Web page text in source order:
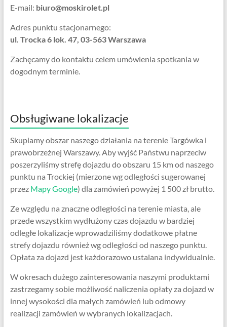
E-mail: biuro@moskirolet.pl
Adres punktu stacjonarnego:
ul. Trocka 6 lok. 47, 03-563 Warszawa
Zachęcamy do kontaktu celem umówienia spotkania w
dogodnym terminie.
Obsługiwane lokalizacje
Skupiamy obszar naszego działania na terenie Targówka i
prawobrzeżnej Warszawy. Aby wyjść Państwu naprzeciw
poszerzyliśmy strefę dojazdu do obszaru 15 km od naszego
punktu na Trockiej (mierzone wg odległości sugerowanej
przez Mapy Google) dla zamówień powyżej 1 500 zł brutto.
Ze względu na znaczne odległości na terenie miasta, ale
przede wszystkim wydłużony czas dojazdu w bardziej
odległe lokalizacje wprowadziliśmy dodatkowe płatne
strefy dojazdu również wg odległości od naszego punktu.
Opłata za dojazd jest każdorazowo ustalana indywidualnie.
W okresach dużego zainteresowania naszymi produktami
zastrzegamy sobie możliwość naliczenia opłaty za dojazd w
innej wysokości dla małych zamówień lub odmowy
realizacji zamówień w wybranych lokalizacjach.